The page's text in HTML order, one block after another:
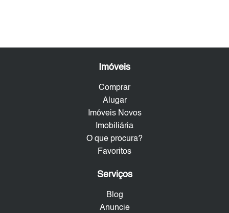
Imóveis
Comprar
Alugar
Imóveis Novos
Imobiliária
O que procura?
Favoritos
Serviços
Blog
Anuncie